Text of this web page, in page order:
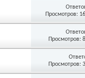
Просмотров:
Просмотров:
Просмотров: